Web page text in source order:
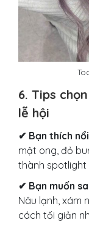
6. Tips
lễ hội
✔ Bạn thích
mật ong, đỏ
thành spotlight
✔ Bạn muốn
Nâu lạnh, xám
cách tối giản